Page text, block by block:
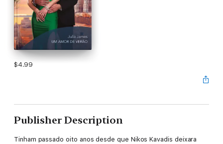
$4.99
Publisher Description
Tinham passado oito anos desde que Nikos Kavadis deixara